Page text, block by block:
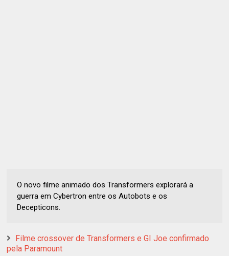
O novo filme animado dos Transformers explorará a
guerra em Cybertron entre os Autobots e os
Decepticons.
Filme crossover de Transformers e GI Joe confirmado
pela Paramount